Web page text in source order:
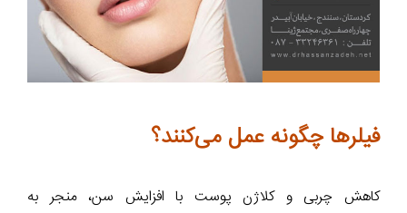
فیلر‌ها چگونه عمل می‌کنند؟
کاهش چربی و کلاژن پوست با افزایش سن، منجر به